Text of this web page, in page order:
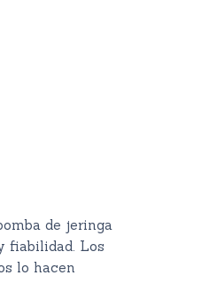
de jeringa
fiabilidad. Los
lo hacen